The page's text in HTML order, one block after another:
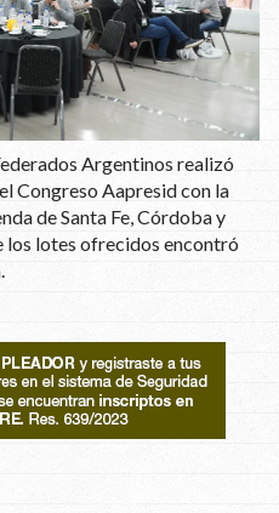
Argentinos realizó
Congreso Aapresid con la
de Santa Fe, Córdoba y
los lotes ofrecidos encontró